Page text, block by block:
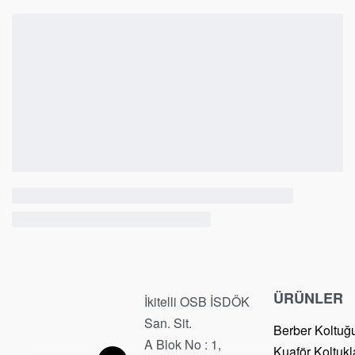
İkitelli OSB İSDÖK
San. Sit.
A Blok No : 1,
ÜRÜNLER
Berber